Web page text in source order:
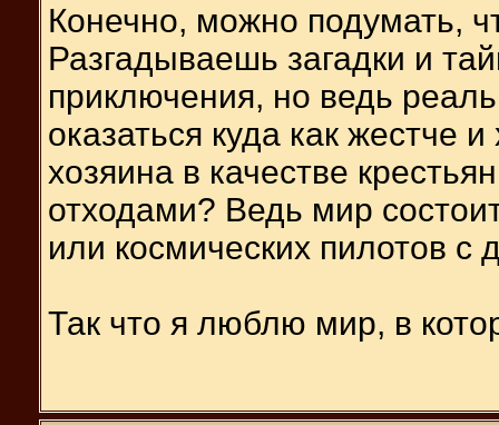
Конечно, можно подумать,
Разгадываешь загадки и
приключения, но ведь
оказаться куда как жестче
хозяина в качестве
отходами? Ведь мир
или космических пилотов с
Так что я люблю мир, в